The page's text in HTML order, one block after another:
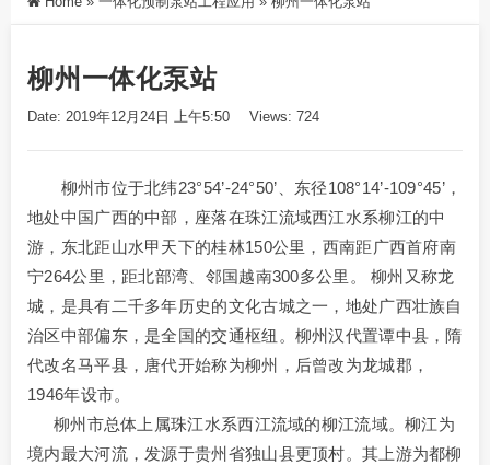
柳州一体化泵站
Date: 2019年12月24日 上午5:50 Views: 724
柳州市位于北纬23°54’-24°50’、东径108°14’-109°45’，
地处中国广西的中部，座落在珠江流域西江水系柳江的中
游，东北距山水甲天下的桂林150公里，西南距广西首府南
宁264公里，距北部湾、邻国越南300多公里。 柳州又称龙
城，是具有二千多年历史的文化古城之一，地处广西壮族自
治区中部偏东，是全国的交通枢纽。柳州汉代置谭中县，隋
代改名马平县，唐代开始称为柳州，后曾改为龙城郡，
1946年设市。
柳州市总体上属珠江水系西江流域的柳江流域。柳江为
境内最大河流，发源于贵州省独山县更顶村。其上游为都柳